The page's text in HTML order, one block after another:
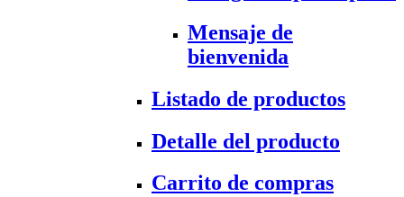
Mensaje de
bienvenida
Listado de productos
Detalle del producto
Carrito de compras